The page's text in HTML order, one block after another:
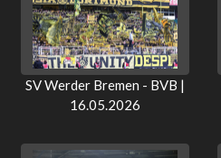
SV Werder Bremen - BVB |
16.05.2026